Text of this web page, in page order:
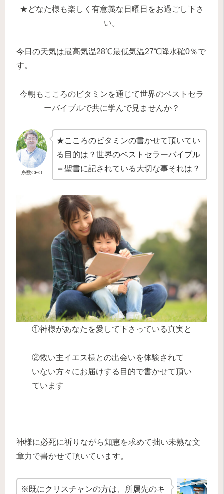
★どなた様も楽しく有意義な日曜日をお過ごし下さ
い。
今日の天気は最高気温28℃最低気温27℃降水確0％で
す。
今朝もこころのビタミンを通じて世界のベストセラ
ーバイブルで共に学んで見ませんか？
糸数CEO
★こころのビタミンの書かせて頂いてい
る目的は？世界のベストセラーバイブル
＝聖書に記されている大切な事それは？
①神様があなたを愛して下さっている真実と
②救い主イエス様との出会いを体験されて
いない方々にお届けする目的で書かせて頂い
ています
神様に必死に祈りながら知恵を求めて拙い未熟な文
章力で書かせて頂いています。
※既にクリスチャンの方は、所属先のキ